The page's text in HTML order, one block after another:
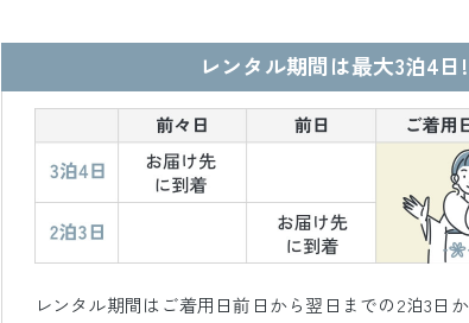
レンタル期間は最大3泊4日!
レンタル期間はご着用日前日から翌日までの2泊3日